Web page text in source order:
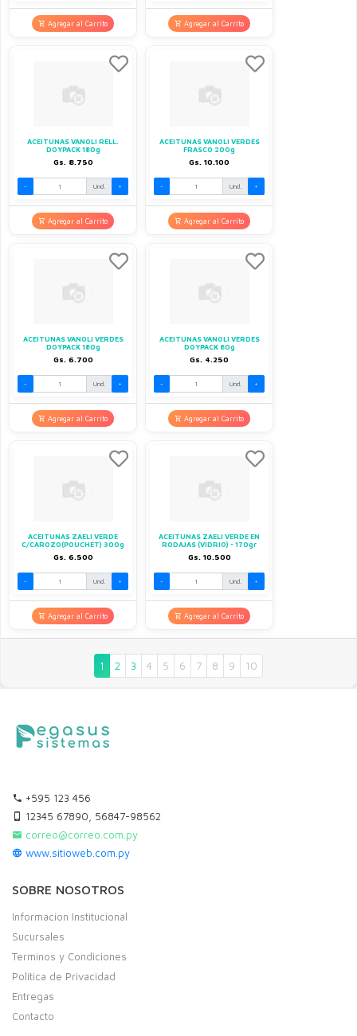
Agregar al Carrito Agregar al Carrito
ACEITUNAS VANOLI RELL.
DOYPACK 180g
Gs. 8.750
- Und. +
Agregar al Carrito
ACEITUNAS VANOLI VERDES
FRASCO 200g
Gs. 10.100
- Und. +
Agregar al Carrito
ACEITUNAS VANOLI VERDES
DOYPACK 180g
Gs. 6.700
- Und. +
Agregar al Carrito
ACEITUNAS VANOLI VERDES
DOYPACK 80g
Gs. 4.250
- Und. +
Agregar al Carrito
ACEITUNAS ZAELI VERDE
C/CAROZO(POUCHET) 300g
Gs. 6.500
- Und. +
Agregar al Carrito
ACEITUNAS ZAELI VERDE EN
RODAJAS (VIDRIO) - 170gr
Gs. 10.500
- Und. +
Agregar al Carrito
1 2 3 4 5 6 7 8 9 10
+595 123 456
12345 67890, 56847-98562
correo@correo.com.py
www.sitioweb.com.py
SOBRE NOSOTROS
Informacion Institucional
Sucursales
Terminos y Condiciones
Politica de Privacidad
Entregas
Contacto